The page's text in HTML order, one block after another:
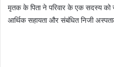
मृतक के पिता ने परिवार के एक सदस्य को
आर्थिक सहायता और संबंधित निजी